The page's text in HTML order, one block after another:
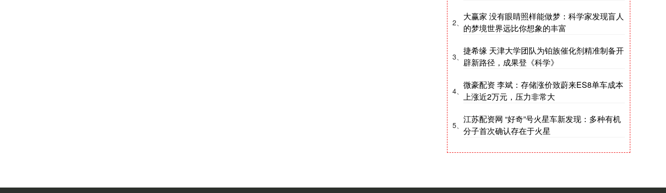
2、
大赢家 没有眼睛照样能做梦：科学家发现盲人
的梦境世界远比你想象的丰富
3、
捷希缘 天津大学团队为铂族催化剂精准制备开
辟新路径，成果登《科学》
4、
微豪配资 李斌：存储涨价致蔚来ES8单车成本
上涨近2万元，压力非常大
5、
江苏配资网 “好奇”号火星车新发现：多种有机
分子首次确认存在于火星